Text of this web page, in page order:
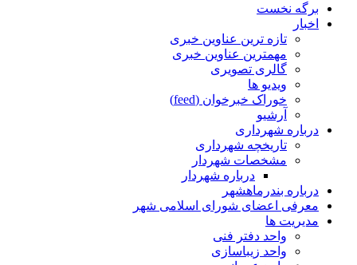
برگه نخست
اخبار
تازه ترین عناوین خبری
مهمترین عناوین خبری
گالری تصویری
ویدیو ها
خوراک خبرخوان (feed)
آرشیو
درباره شهرداری
تاریخچه شهرداری
مشخصات شهردار
درباره شهردار
درباره بندرماهشهر
معرفی اعضای شورای اسلامی شهر
مدیریت ها
واحد دفتر فنی
واحد زیباسازی